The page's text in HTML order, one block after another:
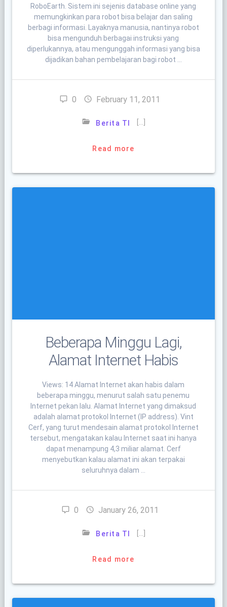
RoboEarth. Sistem ini sejenis database online yang
memungkinkan para robot bisa belajar dan saling
berbagi informasi. Layaknya manusia, nantinya robot
bisa mengunduh berbagai instruksi yang
diperlukannya, atau mengunggah informasi yang bisa
dijadikan bahan pembelajaran bagi robot …
0 February 11, 2011
Berita TI […]
Read more
Beberapa Minggu Lagi,
Alamat Internet Habis
Views: 14 Alamat Internet akan habis dalam
beberapa minggu, menurut salah satu penemu
Internet pekan lalu. Alamat Internet yang dimaksud
adalah alamat protokol Internet (IP address). Vint
Cerf, yang turut mendesain alamat protokol Internet
tersebut, mengatakan kalau Internet saat ini hanya
dapat menampung 4,3 miliar alamat. Cerf
menyebutkan kalau alamat ini akan terpakai
seluruhnya dalam …
0 January 26, 2011
Berita TI
Read more